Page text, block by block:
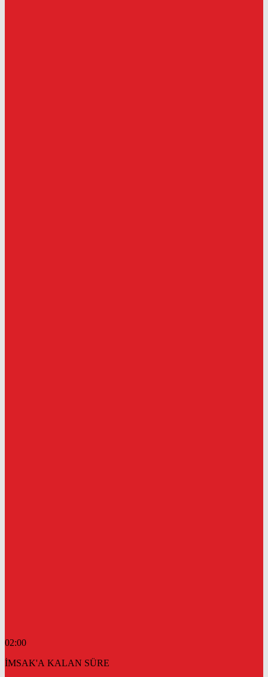
02:00
İMSAK'A KALAN SÜRE